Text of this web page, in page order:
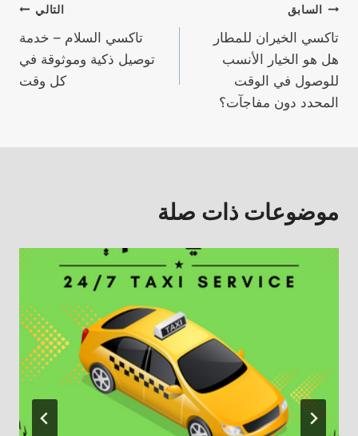
تصفّح
المقالات
السابق
تاكسي الخيران للمطار
هل هو الخيار الأنسب
للوصول في الوقت
المحدد دون مفاجآت؟
التالي
تاكسي السلام – خدمة
توصيل ذكية وموثوقة في
كل وقت
موضوعات ذات صلة